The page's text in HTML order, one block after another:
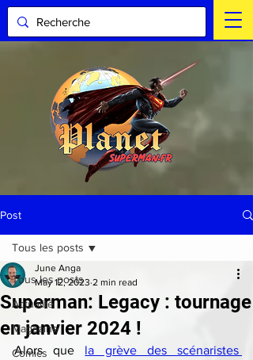
Post
Tous les posts
Actualité
Magazine
Comics
Tous les posts
Superman: Legacy : tournage
en janvier 2024 !
June Anga
May 12, 2023 2 min read
Alors que la grève des scénaristes